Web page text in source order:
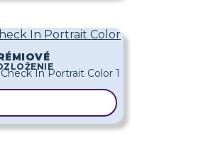
In Portrait Color